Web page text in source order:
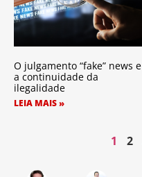
O julgamento “fake” news e
a continuidade da
ilegalidade
LEIA MAIS »
1 2